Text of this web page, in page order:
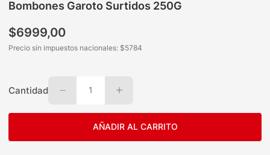
Bombones Garoto Surtidos 250G
$6999,00
Precio sin impuestos nacionales: $5784
Cantidad 1
AÑADIR AL CARRITO